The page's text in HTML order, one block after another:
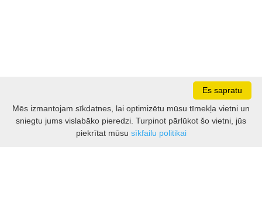
Darbo laikas: I - V 8.30 – 17 val.
Es sapratu
Mēs izmantojam sīkdatnes, lai optimizētu mūsu tīmekļa vietni un
sniegtu jums vislabāko pieredzi. Turpinot pārlūkot šo vietni, jūs
piekrītat mūsu sīkfailu politikai